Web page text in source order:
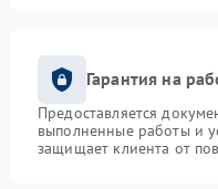
Гарантия на
Предоставляется
выполненные работы и
защищает клиента от